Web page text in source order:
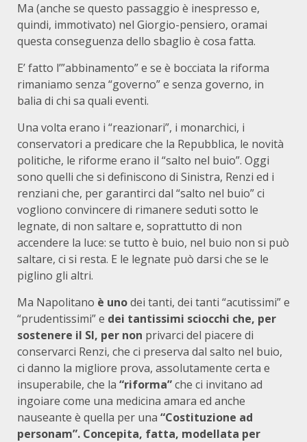
Ma (anche se questo passaggio è inespresso e,
quindi, immotivato) nel Giorgio-pensiero, oramai
questa conseguenza dello sbaglio è cosa fatta.
E’ fatto l’”abbinamento” e se è bocciata la riforma
rimaniamo senza “governo” e senza governo, in
balia di chi sa quali eventi.
Una volta erano i “reazionari”, i monarchici, i
conservatori a predicare che la Repubblica, le novità
politiche, le riforme erano il “salto nel buio”. Oggi
sono quelli che si definiscono di Sinistra, Renzi ed i
renziani che, per garantirci dal “salto nel buio” ci
vogliono convincere di rimanere seduti sotto le
legnate, di non saltare e, soprattutto di non
accendere la luce: se tutto è buio, nel buio non si può
saltare, ci si resta. E le legnate può darsi che se le
piglino gli altri.
Ma Napolitano è unodei tanti, dei tanti “acutissimi” e
“prudentissimi” e dei tantissimi sciocchi che, per
sostenere il SI, per non privarci del piacere di
conservarci Renzi, che ci preserva dal salto nel buio,
ci danno la migliore prova, assolutamente certa e
insuperabile, che la “riforma”che ci invitano ad
ingoiare come una medicina amara ed anche
nauseante è quella per una “Costituzione ad
personam”. Concepita, fatta, modellata per